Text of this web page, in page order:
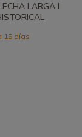
LARGA I
15 días